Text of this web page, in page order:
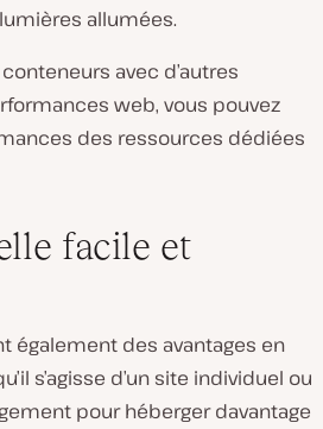
allumées.
avec d’autres
web, vous pouvez
des ressources dédiées
facile et
également des avantages en
s’agisse d’un site individuel ou
pour héberger davantage